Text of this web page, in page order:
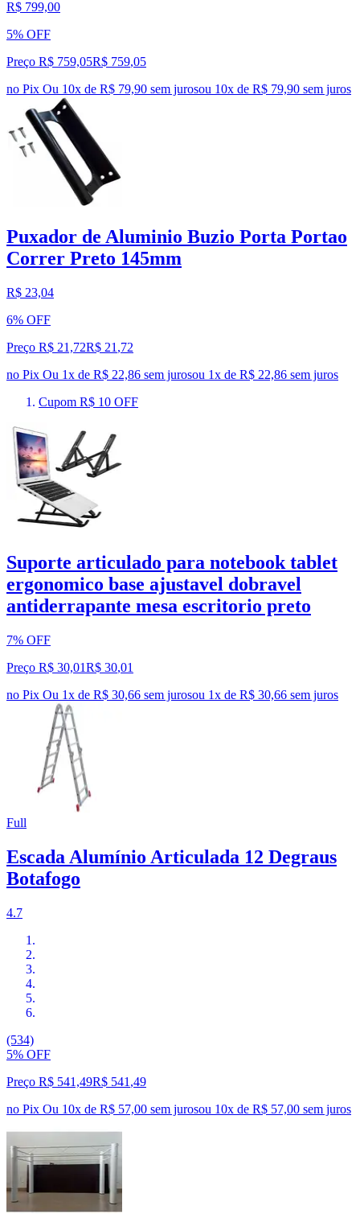
R$ 799,00
5% OFF
Preço R$ 759,05R$ 759,05
no Pix Ou 10x de R$ 79,90 sem jurosou 10x de R$ 79,90 sem juros
Puxador de Aluminio Buzio Porta Portao
Correr Preto 145mm
R$ 23,04
6% OFF
Preço R$ 21,72R$ 21 ,72
no Pix Ou 1x de R$ 22,86 sem jurosou 1x de R$ 22,86 sem juros
Cupom R$ 10 OFF
Suporte articulado para notebook tablet
ergonomico base ajustavel dobravel
antiderrapante mesa escritorio preto
7% OFF
Preço R$ 30,01R$ 30,01
no Pix Ou 1x de R$ 30,66 sem jurosou 1x de R$ 30,66 sem juros
Full
Escada Alumínio Articulada 12 Degraus
Botafogo
4.7
(534)
5% OFF
Preço R$ 541,49R$ 541 ,49
no Pix Ou 10x de R$ 57,00 sem jurosou 10x de R$ 57,00 sem juros